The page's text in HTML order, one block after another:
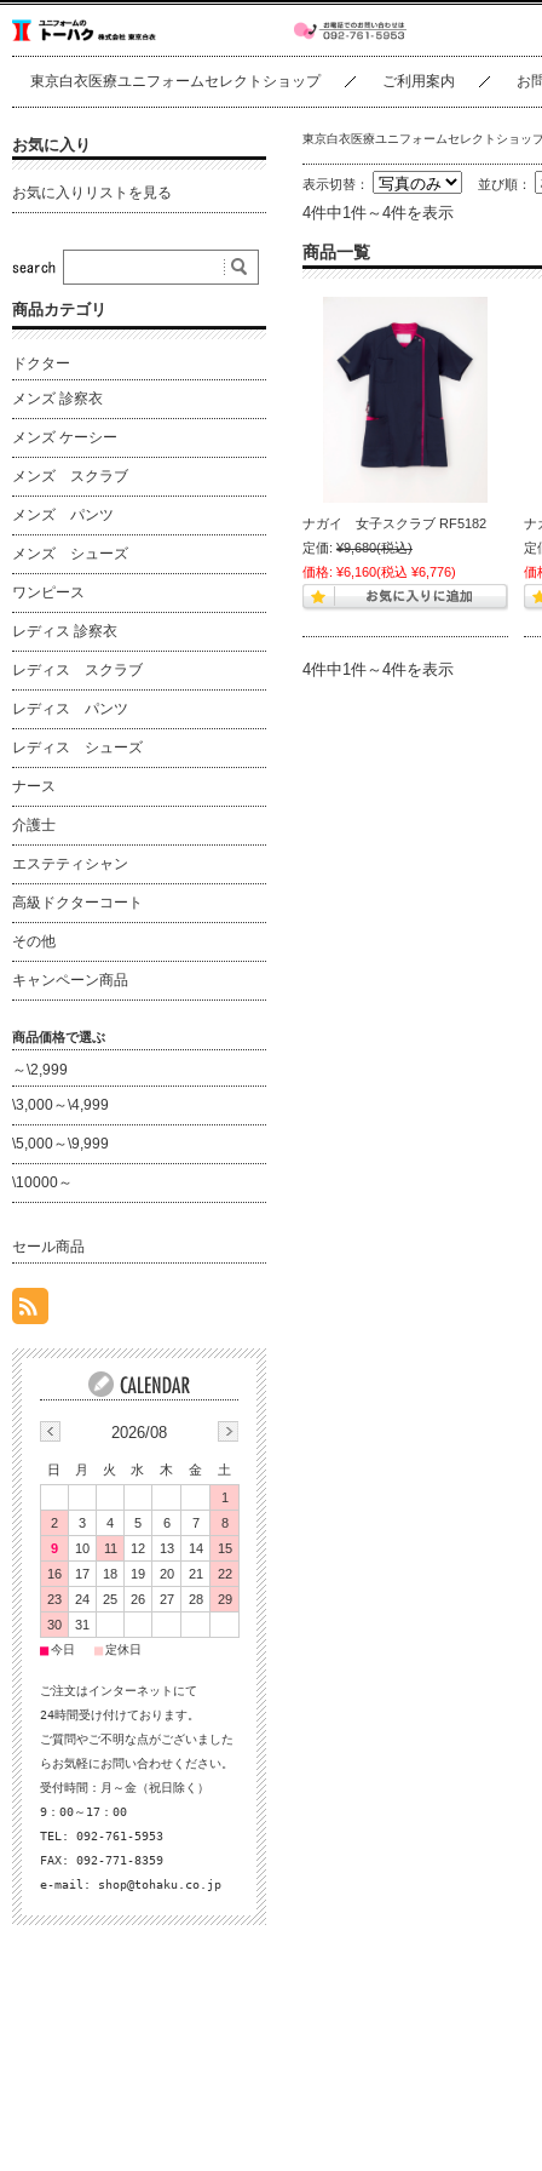
東京白衣医療ユニフォームセレクトショップ ご利用案内 お
東京白衣医療ユニフォームセレクトショッ
表示切替： 並び順：
4件中1件～4件を表示
商品一覧
ナガイ 女子スクラブ RF5182
定価: ¥9,680(税込)
価格: ¥6,160(税込 ¥6,776)
ナ
定
価
4件中1件～4件を表示
お気に入り
お気に入りリストを見る
商品カテゴリ
ドクター
メンズ 診察衣
メンズ ケーシー
メンズ スクラブ
メンズ パンツ
メンズ シューズ
ワンピース
レディス 診察衣
レディス スクラブ
レディス パンツ
レディス シューズ
ナース
介護士
エステティシャン
高級ドクターコート
その他
キャンペーン商品
商品価格で選ぶ
～\2,999
\3,000～\4,999
\5,000～\9,999
\10000～
セール商品
2026/08
日 月 火 水 木 金
土
1
2
3 4 5 6 7
8
9
10 11 12 13 14
15
16
17 18 19 20 21
22
23
24 25 26 27 28
29
30
31
■今日 ■定休日
ご注文はインターネットにて
24時間受け付けております。
ご質問やご不明な点がございました
らお気軽にお問い合わせください。
受付時間：月～金（祝日除く）
9：00～17：00
TEL: 092-761-5953
FAX: 092-771-8359
e-mail: shop@tohaku.co.jp